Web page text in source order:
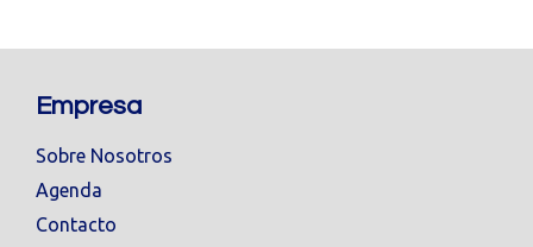
Empresa
Sobre Nosotros
Agenda
Contacto